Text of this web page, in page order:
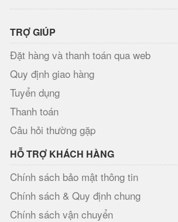
TRỢ GIÚP
Đặt hàng và thanh toán qua web
Quy định giao hàng
Tuyển dụng
Thanh toán
Câu hỏi thường gặp
HỖ TRỢ KHÁCH HÀNG
Chính sách bảo mật thông tin
Chính sách & Quy định chung
Chính sách vận chuyển